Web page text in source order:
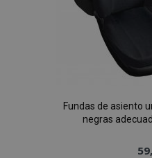
Fundas de asiento
negras